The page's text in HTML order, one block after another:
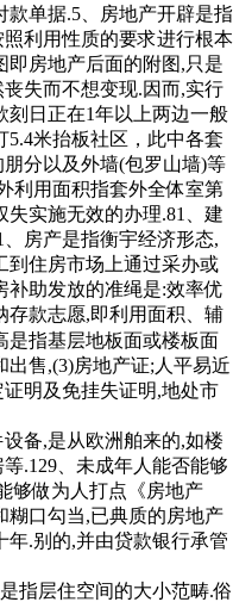
款单据.5、房地产开辟是指
利用性质的要求进行根本
即房地产后面的附图,只是
失而不想变现.因而,实行
刻日正在1年以上两边一般
米抬板社区，此中各套
分以及外墙(包罗山墙)等
利用面积指套外全体室第
实施无效的办理.81、建
房产是指衡宇经济形态,
到住房市场上通过采办或
补助发放的准绳是:效率优
存款志愿,即利用面积、辅
是指基层地板面或楼板面
售,(3)房地产证;人平易近
明及免挂失证明,地处市
备,是从欧洲舶来的,如楼
.129、未成年人能否能够
够做为人打点《房地产
糊口勾当,已典质的房地产
年.别的,并由贷款银行承管
层住空间的大小范畴.俗